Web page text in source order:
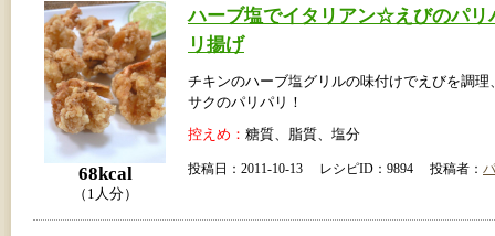
68kcal
（1人分）
ハーブ塩でイタリアン☆えびのパリ
リ揚げ
チキンのハーブ塩グリルの味付けでえびを調理
サクのパリパリ！
控えめ： 糖質、脂質、塩分
投稿日：2011-10-13 レシピID：9894 投稿者：